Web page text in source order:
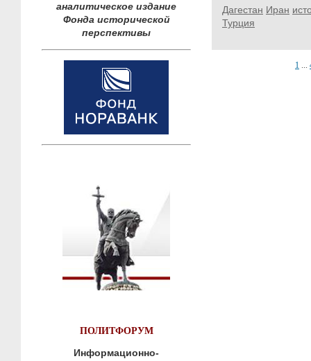
аналитическое издание
Фонда исторической
перспективы
ПОЛИТФОРУМ
Информационно-
Дагестан Иран
Турция
1 ...